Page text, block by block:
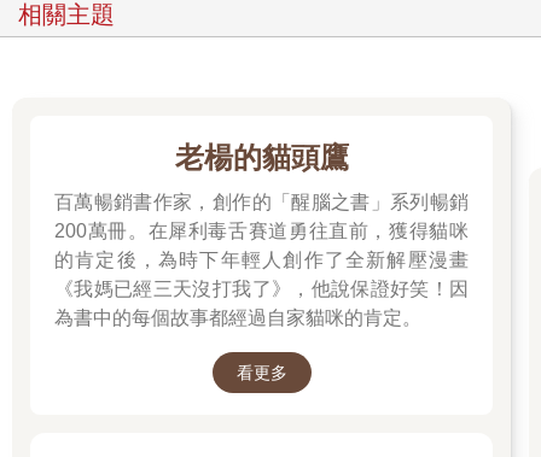
相關主題
老楊的貓頭鷹
百萬暢銷書作家，創作的「醒腦之書」系列暢銷
200萬冊。在犀利毒舌賽道勇往直前，獲得貓咪
的肯定後，為時下年輕人創作了全新解壓漫畫
《我媽已經三天沒打我了》，他說保證好笑！因
為書中的每個故事都經過自家貓咪的肯定。
看更多